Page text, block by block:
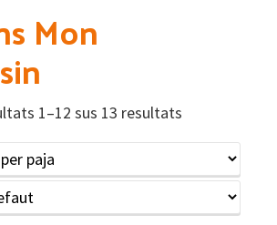
Mon
1–12 sus 13 resultats